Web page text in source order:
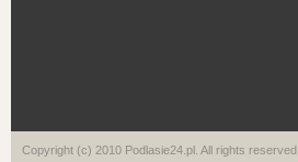
Copyright (c) 2010 Podlasie24.pl. All rights reserved